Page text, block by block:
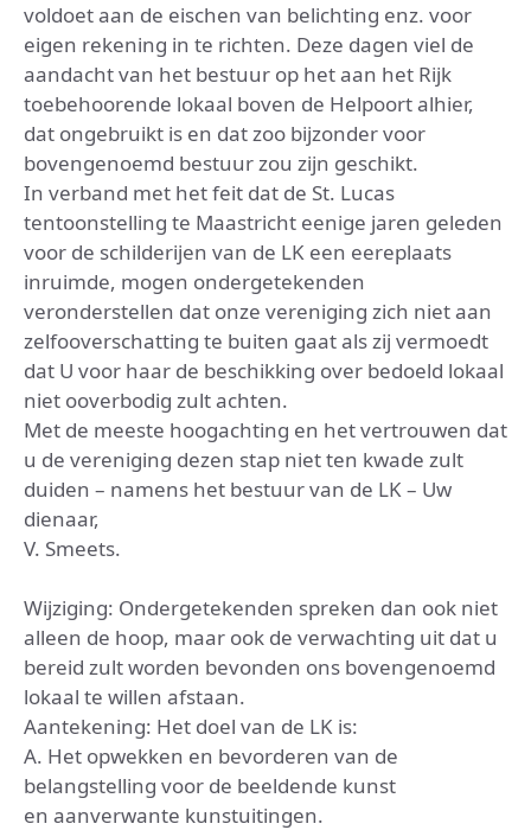
voldoet aan de eischen van belichting enz. voor
eigen rekening in te richten. Deze dagen viel de
aandacht van het bestuur op het aan het Rijk
toebehoorende lokaal boven de Helpoort alhier,
dat ongebruikt is en dat zoo bijzonder voor
bovengenoemd bestuur zou zijn geschikt.
In verband met het feit dat de St. Lucas
tentoonstelling te Maastricht eenige jaren geleden
voor de schilderijen van de LK een eereplaats
inruimde, mogen ondergetekenden
veronderstellen dat onze vereniging zich niet aan
zelfooverschatting te buiten gaat als zij vermoedt
dat U voor haar de beschikking over bedoeld lokaal
niet ooverbodig zult achten.
Met de meeste hoogachting en het vertrouwen dat
u de vereniging dezen stap niet ten kwade zult
duiden – namens het bestuur van de LK – Uw
dienaar,
V. Smeets.
Wijziging: Ondergetekenden spreken dan ook niet
alleen de hoop, maar ook de verwachting uit dat u
bereid zult worden bevonden ons bovengenoemd
lokaal te willen afstaan.
Aantekening: Het doel van de LK is:
A. Het opwekken en bevorderen van de
belangstelling voor de beeldende kunst
en aanverwante kunstuitingen.